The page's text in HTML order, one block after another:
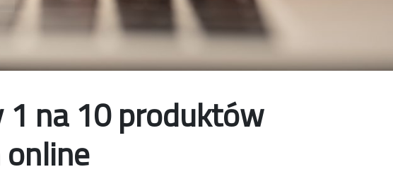
1 na 10 produktów